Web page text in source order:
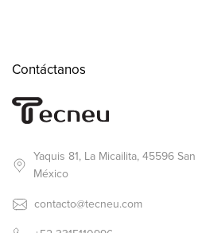
Contáctanos
Yaquis 81, La Micailita, 45596
México
contacto@tecneu.com